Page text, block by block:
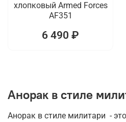
хлопковый Armed Forces
AF351
6 490 ₽
Анорак в стиле
Анорак в стиле милитари -